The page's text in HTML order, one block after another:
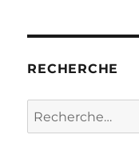
RECHERCHE
Recherche
pour :